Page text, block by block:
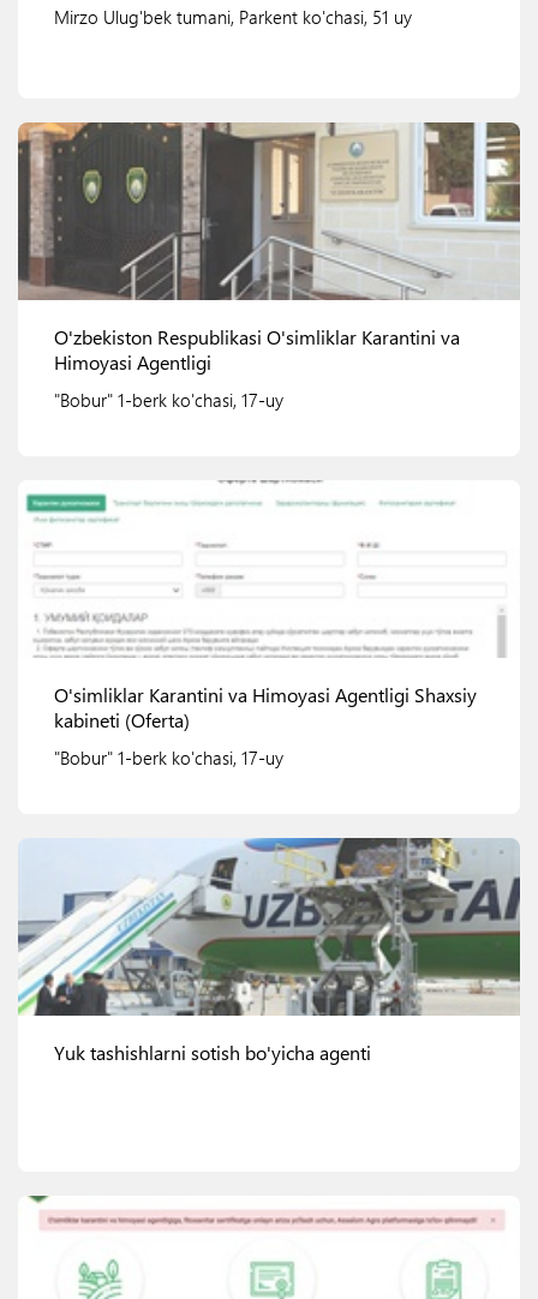
Mirzo Ulug'bek tumani, Parkent ko'chasi, 51 uy
Ko'rish
O'zbekiston Respublikasi O'simliklar Karantini va
Himoyasi Agentligi
"Bobur" 1-berk ko'chasi, 17-uy
Ko'rish
O'simliklar Karantini va Himoyasi Agentligi Shaxsiy
kabineti (Oferta)
"Bobur" 1-berk ko'chasi, 17-uy
Ko'rish
Yuk tashishlarni sotish bo'yicha agenti
Ko'rish